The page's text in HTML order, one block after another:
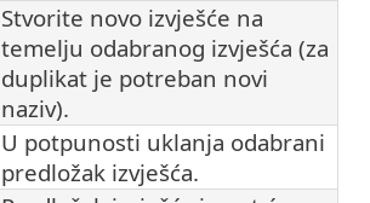
Stvorite novo izvješće na
temelju odabranog izvješća (za
duplikat je potreban novi
naziv).
U potpunosti uklanja odabrani
predložak izvješća.